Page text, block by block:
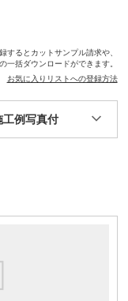
るとカットサンプル請求や、
一括ダウンロードができます。
お気に入りリストへの登録方法
工例写真付